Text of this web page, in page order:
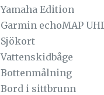
Yamaha Edition
Garmin echoMAP
Sjökort
Vattenskidbåge
Bottenmålning
Bord i sittbrunn